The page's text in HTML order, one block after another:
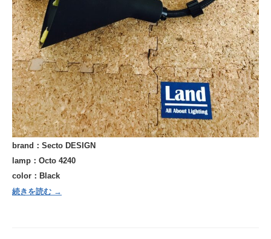
brand：Secto DESIGN
lamp：Octo 4240
color：Black
続きを読む →